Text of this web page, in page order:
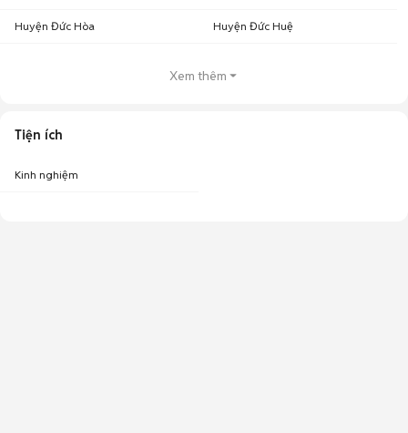
Huyện Đức Hòa Huyện Đức Huệ
Xem thêm
Tiện ích
Kinh nghiệm